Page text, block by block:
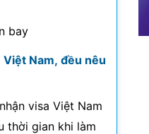
bay
Nam, đều nêu
visa Việt Nam
thời gian khi làm